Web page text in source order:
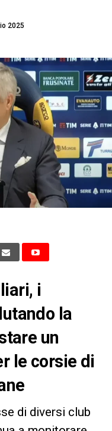
2025
i
la
un
le corsie di
di diversi club